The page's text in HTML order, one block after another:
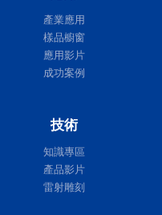
產業應用
樣品櫥窗
應用影片
成功案例
技術
知識專區
產品影片
雷射雕刻